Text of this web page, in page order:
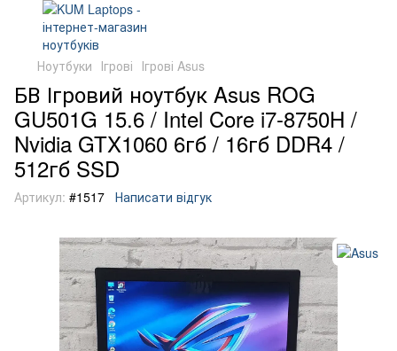
Ноутбуки Ігрові Ігрові Asus
БВ Ігровий ноутбук Asus ROG
GU501G 15.6 / Intel Core i7-8750H /
Nvidia GTX1060 6гб / 16гб DDR4 /
512гб SSD
Артикул: #1517 Написати відгук